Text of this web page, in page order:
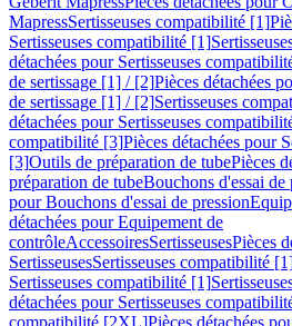
MapressSertisseuses compatibilité [1]
Sertisseuses compatibilité [1]
détachées pour Sertisseuses
de sertissage [1] / [2]Pièces détachées
de sertissage [1] / [2]Sertisseuses
détachées pour Sertisseuses
compatibilité [3]Pièces détachées pour
[3]Outils de préparation de tubePièces
préparation de tubeBouchons d'essai de
pour Bouchons d'essai de pression
détachées pour Equipement de
contrôleAccessoiresSertisseusesPièces
SertisseusesSertisseuses compatibilité
Sertisseuses compatibilité [1]
détachées pour Sertisseuses
compatibilité [2XL]Pièces détachées